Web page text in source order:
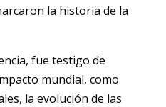
la historia de la
fue testigo de
mundial, como
la evolución de las